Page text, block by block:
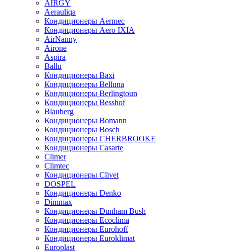
AIRGY
Aerauliqa
Кондиционеры Aermec
Кондиционеры Aero IXIA
AirNanny
Airone
Aspira
Ballu
Кондиционеры Baxi
Кондиционеры Belluna
Кондиционеры Berlingtoun
Кондиционеры Besshof
Blauberg
Кондиционеры Bomann
Кондиционеры Bosch
Кондиционеры CHERBROOKE
Кондиционеры Casarte
Climer
Climtec
Кондиционеры Clivet
DOSPEL
Кондиционеры Denko
Dimmax
Кондиционеры Dunham Bush
Кондиционеры Ecoclima
Кондиционеры Eurohoff
Кондиционеры Euroklimat
Europlast